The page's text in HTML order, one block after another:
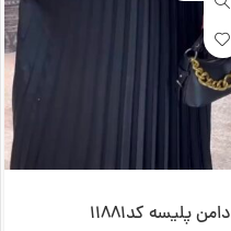
دامن پلیسه کد11881